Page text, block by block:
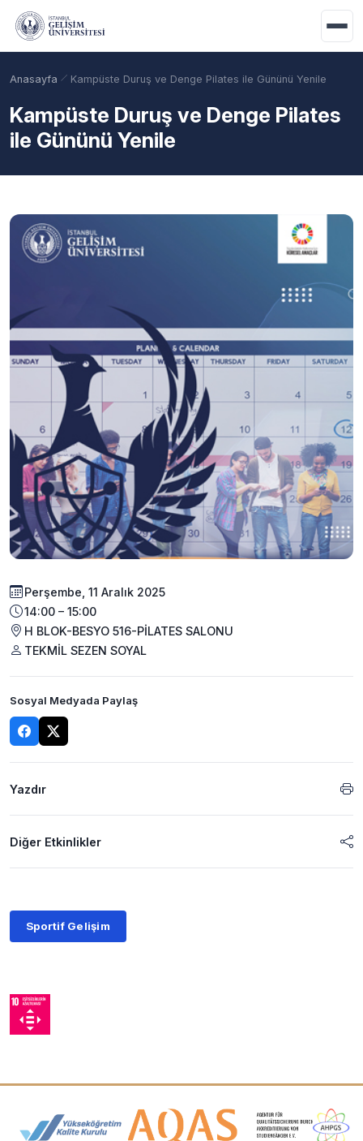
Ana içeriğe geç
Anasayfa Kampüste Duruş ve Denge Pilates ile Gününü Yenile
Kampüste Duruş ve Denge Pilates
ile Gününü Yenile
Perşembe, 11 Aralık 2025
14:00 – 15:00
H BLOK-BESYO 516-PİLATES SALONU
TEKMİL SEZEN SOYAL
Sosyal Medyada Paylaş
Yazdır
Diğer Etkinlikler
Sportif Gelişim
Akreditasyon ve Üyelik Logoları